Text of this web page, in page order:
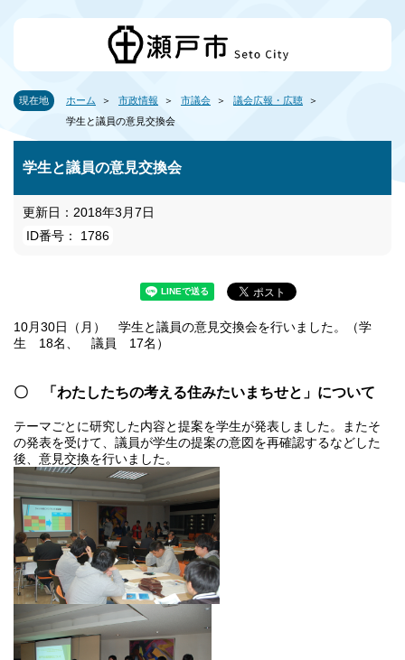
現在地 ホーム 市政情報 市議会
議会広報・広聴
学生と議員の意見交換会
学生と議員の意見交換会
更新日：2018年3月7日
ID番号： 1786
10月30日（月） 学生と議員の意見交換会を行いました。（学
生 18名、 議員 17名）
〇 「わたしたちの考える住みたいまちせと」 について
テーマごとに研究した内容と提案を学生が発表しました。またそ
の発表を受けて、議員が学生の提案の意図を再確認するなどした
後、意見交換を行いました。